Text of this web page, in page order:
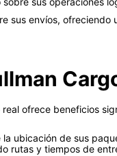
sus envíos, ofreciendo
ofrece beneficios
ubicación de sus
rutas y tiempos de